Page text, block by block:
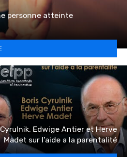
personne atteinte
Edwige Antier et Herve
Madet sur l’aide a la parentalité